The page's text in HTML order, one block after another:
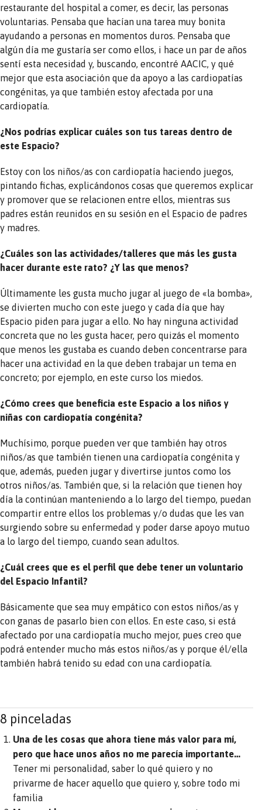
restaurante del hospital a comer, es decir, las personas
voluntarias. Pensaba que hacían una tarea muy bonita
ayudando a personas en momentos duros. Pensaba que
algún día me gustaría ser como ellos, i hace un par de años
sentí esta necesidad y, buscando, encontré AACIC, y qué
mejor que esta asociación que da apoyo a las cardiopatías
congénitas, ya que también estoy afectada por una
cardiopatía.
¿Nos podrías explicar cuáles son tus tareas dentro de
este Espacio?
Estoy con los niños/as con cardiopatía haciendo juegos,
pintando fichas, explicándonos cosas que queremos explicar
y promover que se relacionen entre ellos, mientras sus
padres están reunidos en su sesión en el Espacio de padres
y madres.
¿Cuáles son las actividades/talleres que más les gusta
hacer durante este rato? ¿Y las que menos?
Últimamente les gusta mucho jugar al juego de «la bomba»,
se divierten mucho con este juego y cada día que hay
Espacio piden para jugar a ello. No hay ninguna actividad
concreta que no les gusta hacer, pero quizás el momento
que menos les gustaba es cuando deben concentrarse para
hacer una actividad en la que deben trabajar un tema en
concreto; por ejemplo, en este curso los miedos.
¿Cómo crees que beneficia este Espacio a los niños y
niñas con cardiopatía congénita?
Muchísimo, porque pueden ver que también hay otros
niños/as que también tienen una cardiopatía congénita y
que, además, pueden jugar y divertirse juntos como los
otros niños/as. También que, si la relación que tienen hoy
día la continúan manteniendo a lo largo del tiempo, puedan
compartir entre ellos los problemas y/o dudas que les van
surgiendo sobre su enfermedad y poder darse apoyo mutuo
a lo largo del tiempo, cuando sean adultos.
¿Cuál crees que es el perfil que debe tener un voluntario
del Espacio Infantil?
Básicamente que sea muy empático con estos niños/as y
con ganas de pasarlo bien con ellos. En este caso, si está
afectado por una cardiopatía mucho mejor, pues creo que
podrá entender mucho más estos niños/as y porque él/ella
también habrá tenido su edad con una cardiopatía.
8 pinceladas
Una de les cosas que ahora tiene más valor para mí,
pero que hace unos años no me parecía importante…
Tener mi personalidad, saber lo qué quiero y no
privarme de hacer aquello que quiero y, sobre todo mi
familia